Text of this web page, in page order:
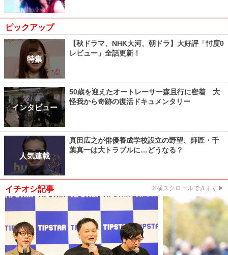
ピックアップ
特集
【秋ドラマ、NHK大河、朝ドラ】大好評「忖度0
レビュー」全話更新！
インタビュー
50歳を迎えたオートレーサー森且行に密着 大
怪我から奇跡の復活ドキュメンタリー
人気連載
真田広之が俳優養成学校設立の野望、師匠・千
葉真一は大トラブルに…どうなる？
イチオシ記事 ※横スクロールできます▶